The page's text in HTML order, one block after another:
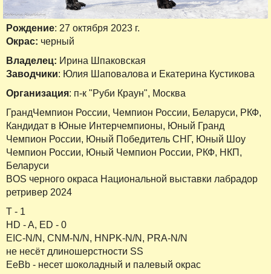
Рождение: 27 октября 2023 г.
Окрас: черный
Владелец: Ирина Шпаковская
Заводчики: Юлия Шаповалова и Екатерина Кустикова
Организация: п-к "Руби Краун", Москва
ГрандЧемпион России, Чемпион России, Беларуси, РКФ,
Кандидат в Юные Интерчемпионы, Юный Гранд
Чемпион России, Юный Победитель СНГ, Юный Шоу
Чемпион России, Юный Чемпион России, РКФ, НКП,
Беларуси
BOS черного окраса Национальной выставки лабрадор
ретривер 2024
Т - 1
HD - A, ED - 0
EIC-N/N, CNM-N/N, HNPK-N/N, PRA-N/N
не несёт длиношерстности SS
EeBb - несет шоколадный и палевый окрас